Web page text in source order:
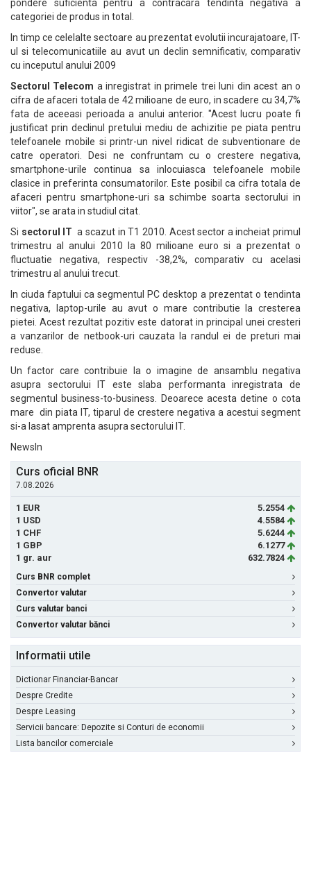
pondere suficienta pentru a contracara tendinta negativa a
categoriei de produs in total.
In timp ce celelalte sectoare au prezentat evolutii incurajatoare, IT-
ul si telecomunicatiile au avut un declin semnificativ, comparativ
cu inceputul anului 2009
Sectorul Telecom a inregistrat in primele trei luni din acest an o
cifra de afaceri totala de 42 milioane de euro, in scadere cu 34,7%
fata de aceeasi perioada a anului anterior. "Acest lucru poate fi
justificat prin declinul pretului mediu de achizitie pe piata pentru
telefoanele mobile si printr-un nivel ridicat de subventionare de
catre operatori. Desi ne confruntam cu o crestere negativa,
smartphone-urile continua sa inlocuiasca telefoanele mobile
clasice in preferinta consumatorilor. Este posibil ca cifra totala de
afaceri pentru smartphone-uri sa schimbe soarta sectorului in
viitor", se arata in studiul citat.
Si sectorul IT a scazut in T1 2010. Acest sector a incheiat primul
trimestru al anului 2010 la 80 milioane euro si a prezentat o
fluctuatie negativa, respectiv -38,2%, comparativ cu acelasi
trimestru al anului trecut.
In ciuda faptului ca segmentul PC desktop a prezentat o tendinta
negativa, laptop-urile au avut o mare contributie la cresterea
pietei. Acest rezultat pozitiv este datorat in principal unei cresteri
a vanzarilor de netbook-uri cauzata la randul ei de preturi mai
reduse.
Un factor care contribuie la o imagine de ansamblu negativa
asupra sectorului IT este slaba performanta inregistrata de
segmentul business-to-business. Deoarece acesta detine o cota
mare din piata IT, tiparul de crestere negativa a acestui segment
si-a lasat amprenta asupra sectorului IT.
NewsIn
Curs oficial BNR
7.08.2026
1 EUR
5.2554
1 USD
4.5584
1 CHF
5.6244
1 GBP
6.1277
1 gr. aur
632.7824
Curs BNR complet
Convertor valutar
Curs valutar banci
Convertor valutar bănci
Informatii utile
Dictionar Financiar-Bancar
Despre Credite
Despre Leasing
Servicii bancare: Depozite si Conturi de economii
Lista bancilor comerciale